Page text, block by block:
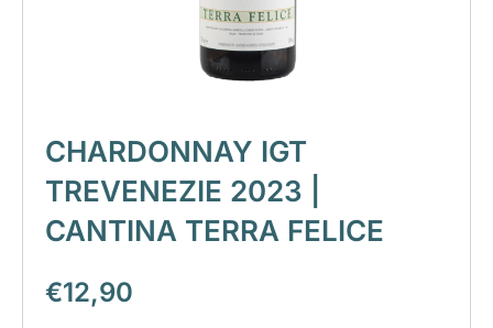
CHARDONNAY IGT
TREVENEZIE 2023 |
CANTINA TERRA FELICE
€12,90